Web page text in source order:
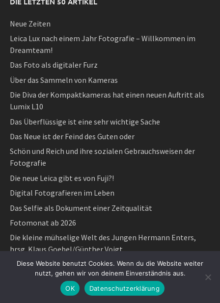
Neue Zeiten
Leica Lux nach einem Jahr Fotografie – Willkommen im
Dreamteam!
Das Foto als digitaler Furz
Über das Sammeln von Kameras
Die Diva der Kompaktkameras hat einen neuen Auftritt als
Lumix L10
Das Überflüssige ist eine sehr wichtige Sache
Das Neue ist der Feind des Guten oder
Schön und Reich und ihre sozialen Gebrauchsweisen der
Fotografie
Die neue Leica gibt es von Fuji?!
Digital Fotografieren im Leben
Das Selfie als Dokument einer Zeitqualität
Fotomonat ab 2026
Die kleine mühselige Welt des Jungen Hermann Enters,
hrsg. Klaus Goebel/Günther Voigt
„Geschichte kann man schreiben – oder fotografieren“
Parr, Salgado und Toscani sind 2025 gestorben
Made in Germany in China
Diese Website benutzt Cookies. Wenn du die Website weiter
nutzt, gehen wir von deinem Einverständnis aus.
OK
Datenschutzerklärung